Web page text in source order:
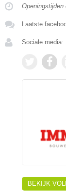
Openingstijden
Laatste
Sociale media:
BEKIJK